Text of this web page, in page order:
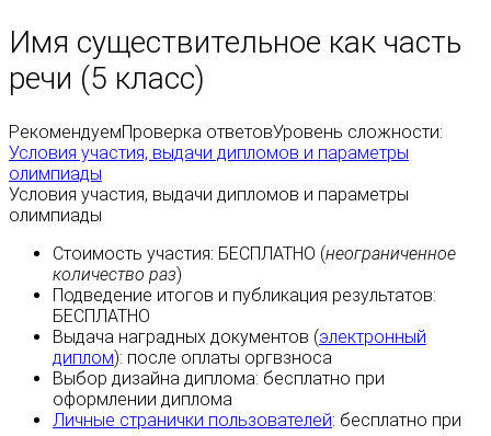
Имя существительное как часть
речи (5 класс)
РекомендуемПроверка ответовУровень сложности:
Условия участия, выдачи дипломов и параметры
олимпиады
Условия участия, выдачи дипломов и параметры
олимпиады
Стоимость участия: БЕСПЛАТНО (неограниченное
количество раз)
Подведение итогов и публикация результатов:
БЕСПЛАТНО
Выдача наградных документов (электронный
диплом): после оплаты оргвзноса
Выбор дизайна диплома: бесплатно при
оформлении диплома
Личные странички пользователей: бесплатно при